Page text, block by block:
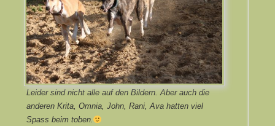
Leider sind nicht alle auf den Bildern. Aber auch die
anderen Krita, Omnia, John, Rani, Ava hatten viel
Spass beim toben.